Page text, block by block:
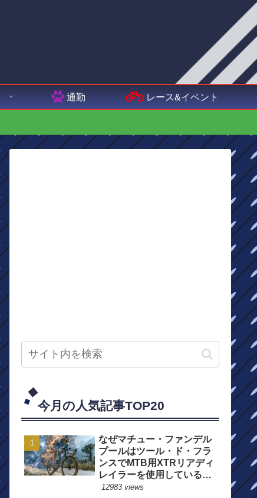
通勤 レース&イベント
今月の人気記事TOP20
なぜマチュー・ファンデル
プールはツール・ド・フラ
ンスでMTB用XTRリアディ
レイラーを使用しているの
か？
12983 views